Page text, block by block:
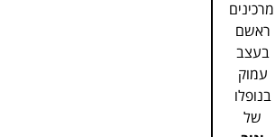
מרכינים
ראשם
בעצב
עמוק
בנופלו
של